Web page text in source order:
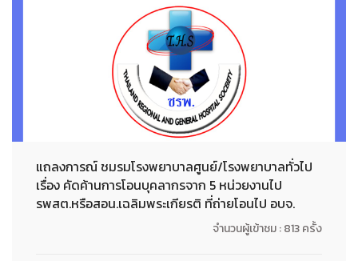
แถลงการณ์ ชมรมโรงพยาบาลศูนย์/โรงพยาบาลทั่วไป
เรื่อง คัดค้านการโอนบุคลากรจาก 5 หน่วยงานไป
รพสต.หรือสอน.เฉลิมพระเกียรติ ที่ถ่ายโอนไป อบจ.
จำนวนผู้เข้าชม : 813 ครั้ง